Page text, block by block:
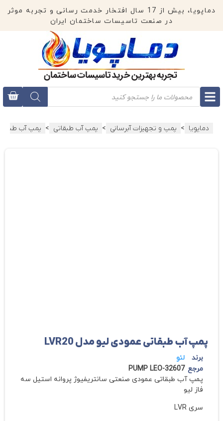
دماپویا، بیش از 17 سال افتخار خدمت رسانی و تجربه موثر
در صنعت تاسیسات ساختمان ایران
دماپویا > پمپ و تجهیزات آبرسانی > پمپ آب طبقاتی > پمپ آب
پمپ آب طبقاتی عمودی ليو مدل LVR20
برند لئو
مرجع PUMP LEO-32607
پمپ آب طبقاتی عمودی صنعتی سانتريفيوژ پروانه استيل سه
فاز لیو
سری LVR